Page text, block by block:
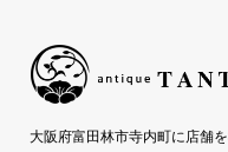
大阪府富田林市寺内町に店舗